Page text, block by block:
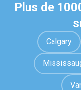
Plus de
Calgary